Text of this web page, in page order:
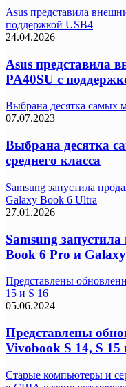
Asus представила
поддержкой USB4
24.04.2026
Asus представила
PA40SU с
Выбрана десятка самых
07.07.2023
Выбрана десятка
среднего класса
Samsung запустила
Galaxy Book 6 Ultra
27.01.2026
Samsung
Book 6 Pro и
Представлены
15 и S 16
05.06.2024
Представлены
Vivobook S 14, S 15
Старые компьютеры и